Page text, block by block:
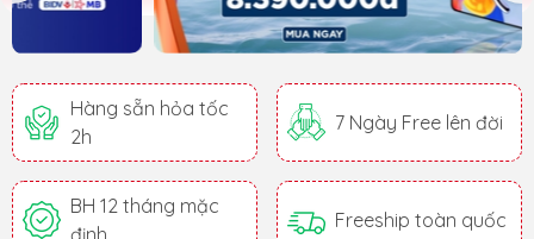
Hàng sẵn hỏa tốc
2h
7 Ngày Free lên đời
BH 12 tháng mặc
định
Freeship toàn quốc